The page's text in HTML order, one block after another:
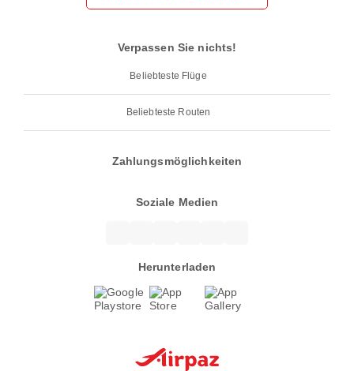
Verpassen Sie nichts!
Beliebteste Flüge
Beliebteste Routen
Zahlungsmöglichkeiten
Soziale Medien
Herunterladen